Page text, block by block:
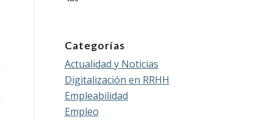
Categorías
Actualidad y Noticias
Digitalización en RRHH
Empleabilidad
Empleo